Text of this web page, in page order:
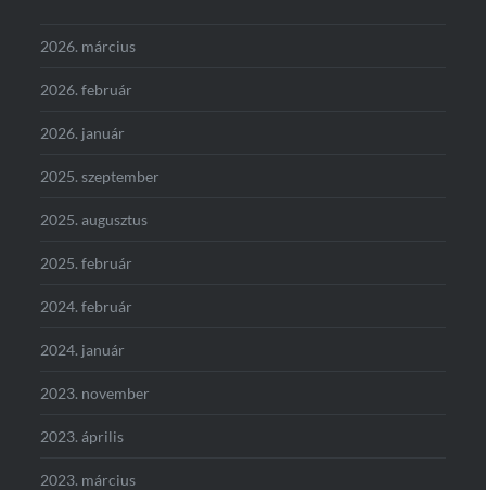
2026. március
2026. február
2026. január
2025. szeptember
2025. augusztus
2025. február
2024. február
2024. január
2023. november
2023. április
2023. március